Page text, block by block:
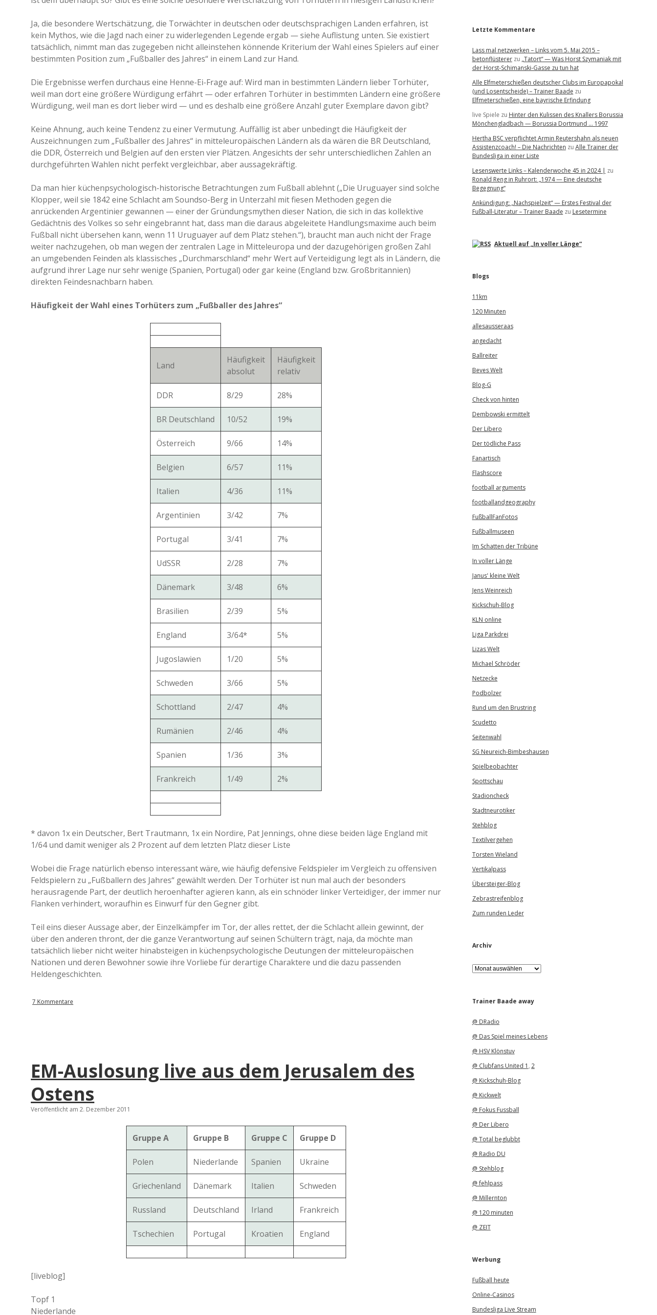
a
a
d
e
Ja, die besondere Wertschätzung, die Torwächter in deutschen oder deutschsprachigen Landen erfahren, ist
kein Mythos, wie die Jagd nach einer zu widerlegenden Legende ergab — siehe Auflistung unten. Sie existiert
tatsächlich, nimmt man das zugegeben nicht alleinstehen könnende Kriterium der Wahl eines Spielers auf einer
bestimmten Position zum „Fußballer des Jahres“ in einem Land zur Hand.
Die Ergebnisse werfen durchaus eine Henne-Ei-Frage auf: Wird man in bestimmten Ländern lieber Torhüter,
weil man dort eine größere Würdigung erfährt — oder erfahren Torhüter in bestimmten Ländern eine größere
Würdigung, weil man es dort lieber wird — und es deshalb eine größere Anzahl guter Exemplare davon gibt?
Keine Ahnung, auch keine Tendenz zu einer Vermutung. Auffällig ist aber unbedingt die Häufigkeit der
Auszeichnungen zum „Fußballer des Jahres“ in mitteleuropäischen Ländern als da wären die BR Deutschland,
die DDR, Österreich und Belgien auf den ersten vier Plätzen. Angesichts der sehr unterschiedlichen Zahlen an
durchgeführten Wahlen nicht perfekt vergleichbar, aber aussagekräftig.
Da man hier küchenpsychologisch-historische Betrachtungen zum Fußball ablehnt („Die Uruguayer sind solche
Klopper, weil sie 1842 eine Schlacht am Soundso-Berg in Unterzahl mit fiesen Methoden gegen die
anrückenden Argentinier gewannen — einer der Gründungsmythen dieser Nation, die sich in das kollektive
Gedächtnis des Volkes so sehr eingebrannt hat, dass man die daraus abgeleitete Handlungsmaxime auch beim
Fußball nicht übersehen kann, wenn 11 Uruguayer auf dem Platz stehen.“), braucht man auch nicht der Frage
weiter nachzugehen, ob man wegen der zentralen Lage in Mitteleuropa und der dazugehörigen großen Zahl
an umgebenden Feinden als klassisches „Durchmarschland“ mehr Wert auf Verteidigung legt als in Ländern, die
aufgrund ihrer Lage nur sehr wenige (Spanien, Portugal) oder gar keine (England bzw. Großbritannien)
direkten Feindesnachbarn haben.
Häufigkeit der Wahl eines Torhüters zum „Fußballer des Jahres“
Land
Häufigkeit
absolut
Häufigkeit
relativ
DDR 8/29 28%
BR Deutschland 10/52 19%
Österreich 9/66 14%
Belgien 6/57 11%
Italien 4/36 11%
Argentinien 3/42 7%
Portugal 3/41 7%
UdSSR 2/28 7%
Dänemark 3/48 6%
Brasilien 2/39 5%
England 3/64* 5%
Jugoslawien 1/20 5%
Schweden 3/66 5%
Schottland 2/47 4%
Rumänien 2/46 4%
Spanien 1/36 3%
Frankreich 1/49 2%
* davon 1x ein Deutscher, Bert Trautmann, 1x ein Nordire, Pat Jennings, ohne diese beiden läge England mit
1/64 und damit weniger als 2 Prozent auf dem letzten Platz dieser Liste
Wobei die Frage natürlich ebenso interessant wäre, wie häufig defensive Feldspieler im Vergleich zu offensiven
Feldspielern zu „Fußballern des Jahres“ gewählt werden. Der Torhüter ist nun mal auch der besonders
herausragende Part, der deutlich heroenhafter agieren kann, als ein schnöder linker Verteidiger, der immer nur
Flanken verhindert, woraufhin es Einwurf für den Gegner gibt.
Teil eins dieser Aussage aber, der Einzelkämpfer im Tor, der alles rettet, der die Schlacht allein gewinnt, der
über den anderen thront, der die ganze Verantwortung auf seinen Schültern trägt, naja, da möchte man
tatsächlich lieber nicht weiter hinabsteigen in küchenpsychologische Deutungen der mitteleuropäischen
Nationen und deren Bewohner sowie ihre Vorliebe für derartige Charaktere und die dazu passenden
Heldengeschichten.
7 Kommentare
EM-Auslosung live aus dem Jerusalem des
Ostens
Veröffentlicht am 2. Dezember 2011
Gruppe A Gruppe B Gruppe C Gruppe D
Polen Niederlande Spanien Ukraine
Griechenland Dänemark Italien Schweden
Russland Deutschland Irland Frankreich
Tschechien Portugal Kroatien England
[liveblog]
Topf 1
Niederlande
Letzte Kommentare
Lass mal netzwerken – Links vom 5. Mai 2015 –
betonflüstererzu „Tatort“ — Was Horst Szymaniak mit
der Horst-Schimanski-Gasse zu tun hat
Alle Elfmeterschießen deutscher Clubs im Europapokal
(und Losentscheide) – Trainer Baade zu
Elfmeterschießen, eine bayrische Erfindung
live Spiele zu Hinter den Kulissen des Knallers Borussia
Mönchengladbach — Borussia Dortmund … 1997
Hertha BSC verpflichtet Armin Reutershahn als neuen
Assistenzcoach! – Die Nachrichten zu Alle Trainer der
Bundesliga in einer Liste
Lesenswerte Links – Kalenderwoche 45 in 2024 | zu
Ronald Reng in Ruhrort: „1974 — Eine deutsche
Begegnung“
Ankündigung: „Nachspielzeit“ — Erstes Festival der
Fußball-Literatur – Trainer Baade zu Lesetermine
Aktuell auf „In voller Länge“
Blogs
11km
120 Minuten
allesausseraas
angedacht
Ballreiter
Beves Welt
Blog-G
Check von hinten
Dembowski ermittelt
Der Libero
Der tödliche Pass
Fanartisch
Flashscore
football arguments
footballandgeography
FußballFanFotos
Fußballmuseen
Im Schatten der Tribüne
In voller Länge
Janus' kleine Welt
Jens Weinreich
Kickschuh-Blog
KLN online
Liga Parkdrei
Lizas Welt
Michael Schröder
Netzecke
Podbolzer
Rund um den Brustring
Scudetto
Seitenwahl
SG Neureich-Bimbeshausen
Spielbeobachter
Spottschau
Stadioncheck
Stadtneurotiker
Stehblog
Textilvergehen
Torsten Wieland
Vertikalpass
Übersteiger-Blog
Zebrastreifenblog
Zum runden Leder
Archiv
A
r
iTrainer Baade away
@ DRadio
@ Das Spiel meines Lebens
@ HSV Klönstuv
@ Clubfans United 1 , 2
@ Kickschuh-Blog
@ Kickwelt
@ Fokus Fussball
@ Der Libero
@ Total beglubbt
@ Radio DU
@ Stehblog
@ fehlpass
@ Millernton
@ 120 minuten
@ ZEIT
Werbung
Fußball heute
Online-Casinos
Bundesliga Live Stream